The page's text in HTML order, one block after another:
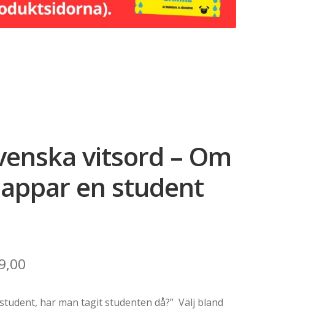
vitsord – Om
en student
Price
kr 199,00
har man tagit studenten då?” Välj bland